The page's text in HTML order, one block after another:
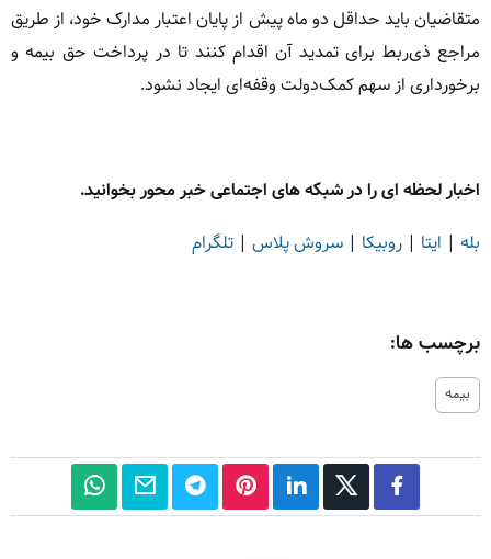
متقاضیان باید حداقل دو ماه پیش از پایان اعتبار مدارک خود، از طریق
مراجع ذی‌ربط برای تمدید آن اقدام کنند تا در پرداخت حق بیمه و
برخورداری از سهم کمک‌دولت وقفه‌ای ایجاد نشود.
اخبار لحظه ای را در شبکه های اجتماعی خبر محور بخوانید.
بله | ایتا | روبیکا | سروش پلاس | تلگرام
برچسب ها:
بیمه